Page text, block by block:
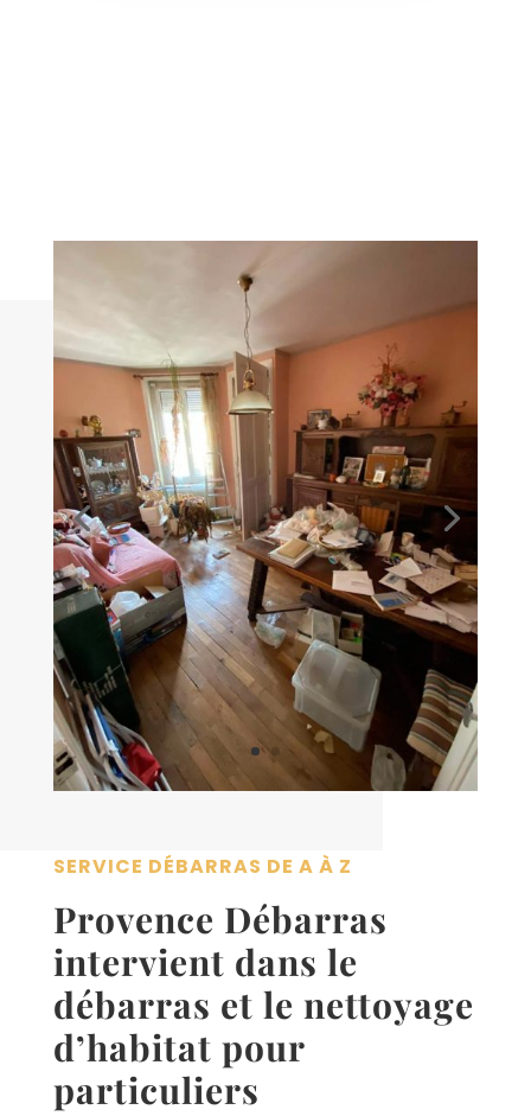
SERVICE DÉBARRAS DE A À Z
Provence Débarras
intervient dans le
débarras et le nettoyage
d’habitat pour
particuliers